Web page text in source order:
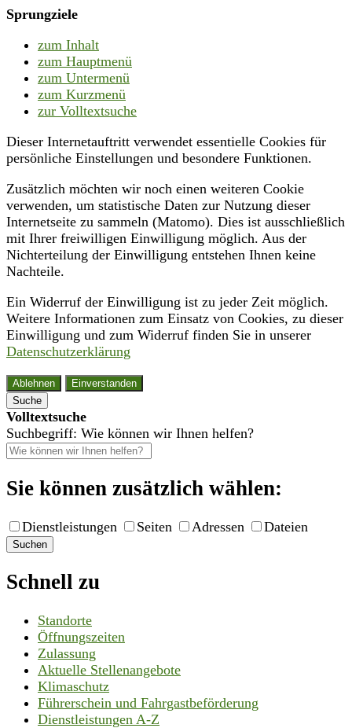
Sprungziele
zum Inhalt
zum Hauptmenü
zum Untermenü
zum Kurzmenü
zur Volltextsuche
Dieser Internetauftritt verwendet essentielle Cookies für
persönliche Einstellungen und besondere Funktionen.
Zusätzlich möchten wir noch einen weiteren Cookie
verwenden, um statistische Daten zur Nutzung dieser
Internetseite zu sammeln (Matomo). Dies ist ausschließlich
mit Ihrer freiwilligen Einwilligung möglich. Aus der
Nichterteilung der Einwilligung entstehen Ihnen keine
Nachteile.
Ein Widerruf der Einwilligung ist zu jeder Zeit möglich.
Weitere Informationen zum Einsatz von Cookies, zu dieser
Einwilligung und zum Widerruf finden Sie in unserer
Datenschutzerklärung
Ablehnen
Einverstanden
Suche
Volltextsuche
Suchbegriff: Wie können wir Ihnen helfen?
Sie können zusätzlich wählen:
Dienstleistungen Seiten Adressen Dateien
Suchen
Schnell zu
Standorte
Öffnungszeiten
Zulassung
Aktuelle Stellenangebote
Klimaschutz
Führerschein und Fahrgastbeförderung
Dienstleistungen A-Z